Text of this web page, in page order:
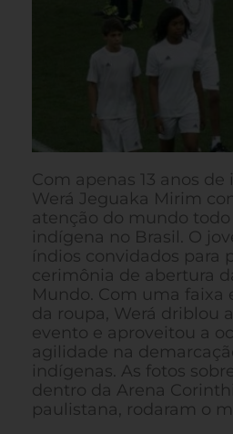
Com apenas 13 anos
Werá Jeguaka Mirim
atenção do mundo todo
indígena no Brasil. O
índios convidados para
cerimônia de abertura
Mundo. Com uma faixa
da roupa, Werá driblou
evento e aproveitou a
agilidade na
indígenas. As fotos
dentro da Arena
paulistana, rodaram o